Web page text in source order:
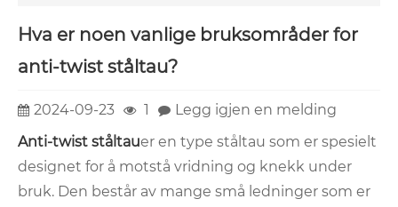
Hva er noen vanlige bruksområder for
anti-twist ståltau?
2024-09-23 1
Legg igjen en melding
Anti-twist ståltauer en type ståltau som er spesielt
designet for å motstå vridning og knekk under
bruk. Den består av mange små ledninger som er